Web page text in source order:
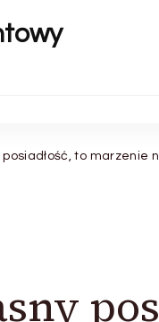
posiadłość, to marzenie